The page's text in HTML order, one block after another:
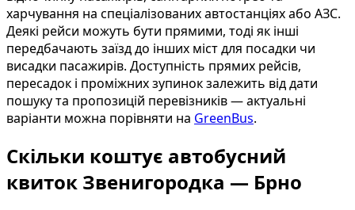
харчування на спеціалізованих автостанціях або АЗС.
Деякі рейси можуть бути прямими, тоді як інші
передбачають заїзд до інших міст для посадки чи
висадки пасажирів. Доступність прямих рейсів,
пересадок і проміжних зупинок залежить від дати
пошуку та пропозицій перевізників — актуальні
варіанти можна порівняти на GreenBus.
Скільки коштує автобусний
квиток Звенигородка — Брно